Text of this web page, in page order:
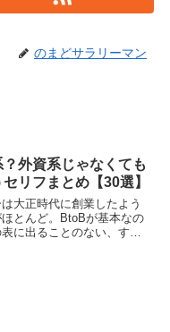
のまどサラリーマン
外資系じゃなくても
リフまとめ【30選】
大正時代に創業したよう
とんど。BtoBが基本なの
に出ることのない、すご